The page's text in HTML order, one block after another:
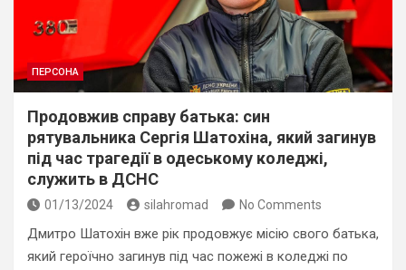
ПЕРСОНА
Продовжив справу батька: син
рятувальника Сергія Шатохіна, який загинув
під час трагедії в одеському коледжі,
служить в ДСНС
01/13/2024 silahromad No Comments
Дмитро Шатохін вже рік продовжує місію свого батька,
який героїчно загинув під час пожежі в коледжі по